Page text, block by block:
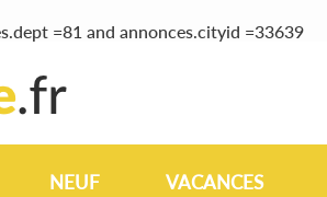
=81 and annonces.cityid =33639
NEUF VACANCES